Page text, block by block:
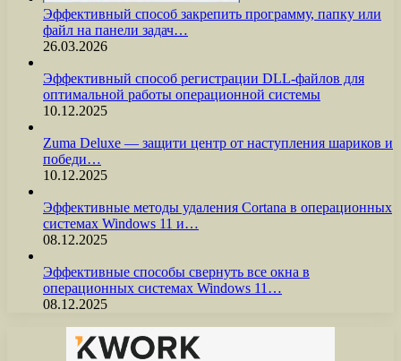
Эффективный способ закрепить программу, папку или
файл на панели задач…
26.03.2026
Эффективный способ регистрации DLL-файлов для
оптимальной работы операционной системы
10.12.2025
Zuma Deluxe — защити центр от наступления шариков и
победи…
10.12.2025
Эффективные методы удаления Cortana в операционных
системах Windows 11 и…
08.12.2025
Эффективные способы свернуть все окна в
операционных системах Windows 11…
08.12.2025